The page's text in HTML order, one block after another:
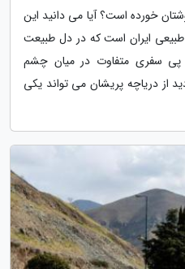
خورده است؟ آیا می دانید این
طبیعی ایران است که در دل طبیعت
پی سفری متفاوت در میان چشم
از دریاچه پریشان می تواند یکی